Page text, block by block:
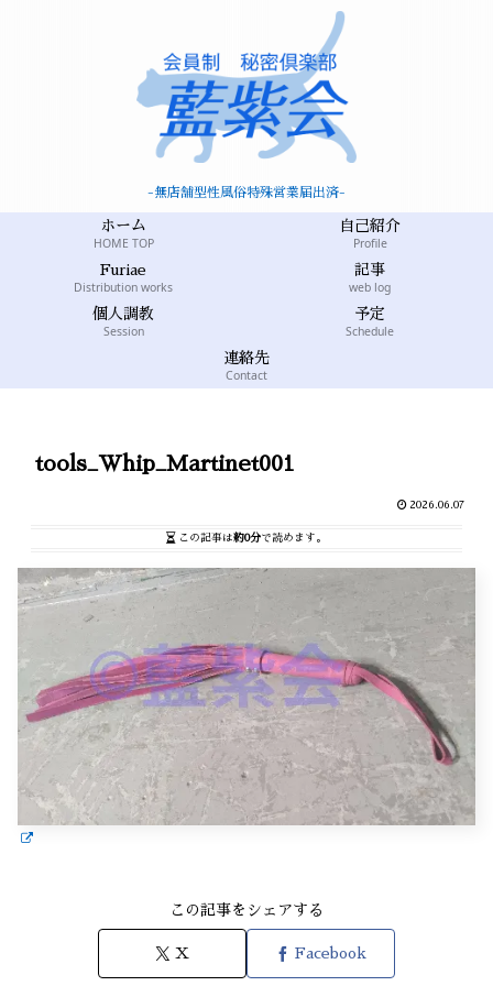
-無店舗型性風俗特殊営業届出済-
ホーム
HOME TOP
自己紹介
Profile
Furiae
Distribution works
記事
web log
個人調教
Session
予定
Schedule
連絡先
Contact
tools_Whip_Martinet001
2026.06.07
この記事は約0分で読めます。
この記事をシェアする
X Facebook